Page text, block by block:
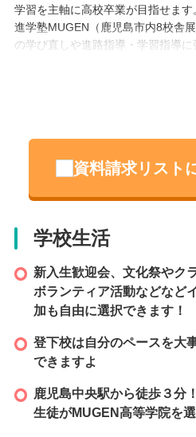
学習を主軸に高校卒業が目指せます
進学塾MUGEN（鹿児島市内8校舎
の学び直しや進路指導・学習指導
るけれども進路をあきらめたくな
ったです、でもこの学校にはたく
く気軽に声をかけてくれるので先
ないことだと思っていました。で
いて教えてもらえるといった主体的
答えが出せたときはとても楽しい
設立
資料請求リスト
学校生活
新入生歓迎会、文化祭やク
ボランティア活動などなど
加も自由に選択できます！
登下校は自分のペースを大
できますよ
鹿児島中央駅から徒歩３分
生徒がMUGEN高等学院を